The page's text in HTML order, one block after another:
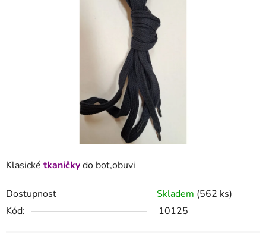
Klasické tkaničkydo bot,obuvi
Dostupnost Skladem (562 ks)
Kód:
10125